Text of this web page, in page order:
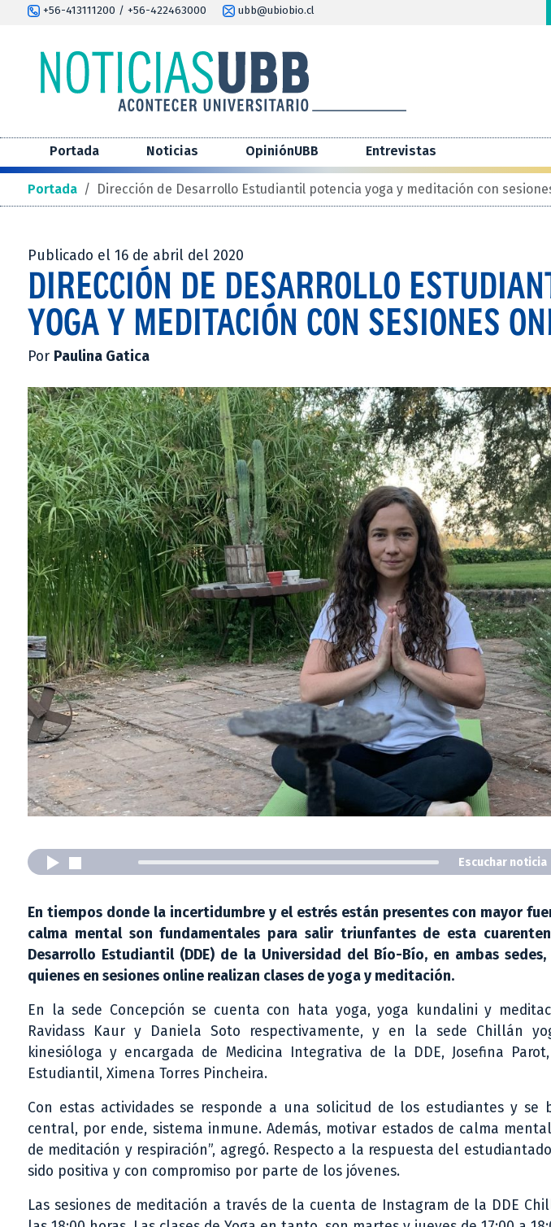
+56-413111200 / +56-422463000 ubb@ubiobio.cl
Portada Noticias OpiniónUBB Entrevistas
Portada / Dirección de Desarrollo Estudiantil potencia yoga y meditación con
Publicado el 16 de abril del 2020
DIRECCIÓN DE DESARROLLO
YOGA Y MEDITACIÓN CON SESIONES
Por Paulina Gatica
Escuchar noticia
En tiempos donde la incertidumbre y el estrés están presentes con mayor
calma mental son fundamentales para salir triunfantes de esta
Desarrollo Estudiantil (DDE) de la Universidad del Bío-Bío, en ambas
quienes en sesiones online realizan clases de yoga y meditación.
En la sede Concepción se cuenta con hata yoga, yoga kundalini y
Ravidass Kaur y Daniela Soto respectivamente, y en la sede Chillán
kinesióloga y encargada de Medicina Integrativa de la DDE, Josefina
Estudiantil, Ximena Torres Pincheira.
Con estas actividades se responde a una solicitud de los estudiantes y se
central, por ende, sistema inmune. Además, motivar estados de calma
de meditación y respiración”, agregó. Respecto a la respuesta del
sido positiva y con compromiso por parte de los jóvenes.
Las sesiones de meditación a través de la cuenta de Instagram de la DDE